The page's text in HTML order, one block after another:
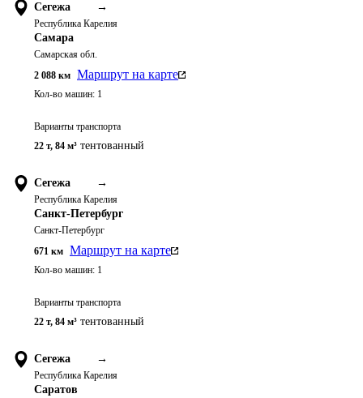
Сегежа →
Республика Карелия
Самара
Самарская обл.
2 088 км Маршрут на карте
Кол-во машин: 1
Варианты транспорта
22 т, 84 м³ тентованный
Сегежа →
Республика Карелия
Санкт-Петербург
Санкт-Петербург
671 км Маршрут на карте
Кол-во машин: 1
Варианты транспорта
22 т, 84 м³ тентованный
Сегежа →
Республика Карелия
Саратов